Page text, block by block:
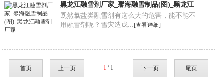
黑龙江融雪剂厂家_馨海融雪制品(图)_黑龙江
融雪剂厂家
既然氯盐类融雪剂有这么大的危害，能不能不
用融雪剂呢？雪灾造成...[查看详细]
首页 上一页 1 / 1 下一页 尾页